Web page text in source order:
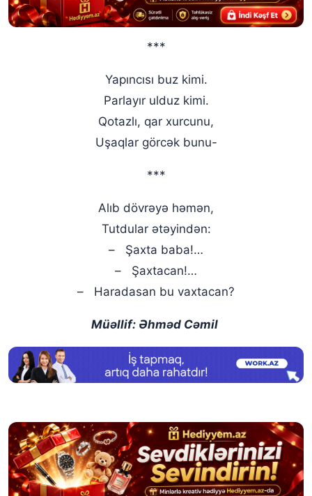
***
Yapıncısı buz kimi.
Parlayır ulduz kimi.
Qotazlı, qar xurcunu,
Uşaqlar görcək bunu-
***
Alıb dövrəyə həmən,
Tutdular ətəyindən:
– Şaxta baba!…
– Şaxtacan!…
– Haradasan bu vaxtacan?
Müəllif: Əhməd Cəmil